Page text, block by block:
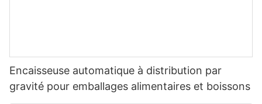
Encaisseuse automatique à distribution par
gravité pour emballages alimentaires et boissons